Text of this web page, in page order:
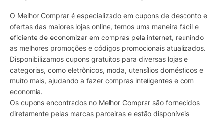
O Melhor Comprar é especializado em cupons de desconto e
ofertas das maiores lojas online, temos uma maneira fácil e
eficiente de economizar em compras pela internet, reunindo
as melhores promoções e códigos promocionais atualizados.
Disponibilizamos cupons gratuitos para diversas lojas e
categorias, como eletrônicos, moda, utensílios domésticos e
muito mais, ajudando a fazer compras inteligentes e com
economia.
Os cupons encontrados no Melhor Comprar são fornecidos
diretamente pelas marcas parceiras e estão disponíveis